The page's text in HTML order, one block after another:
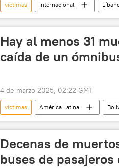
víctimas Internacional
Hay al menos 31
caída de un
4 de marzo 2025, 02:22 GMT
víctimas América Latina
sociedad
Decenas de
buses de